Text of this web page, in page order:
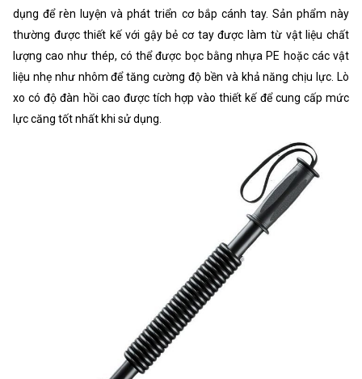
dụng để rèn luyện và phát triển cơ bắp cánh tay. Sản phẩm này
thường được thiết kế với gậy bẻ cơ tay được làm từ vật liệu chất
lượng cao như thép, có thể được bọc bằng nhựa PE hoặc các vật
liệu nhẹ như nhôm để tăng cường độ bền và khả năng chịu lực. Lò
xo có độ đàn hồi cao được tích hợp vào thiết kế để cung cấp mức
lực căng tốt nhất khi sử dụng.